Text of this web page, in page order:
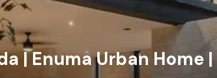
| Enuma Urban Home |